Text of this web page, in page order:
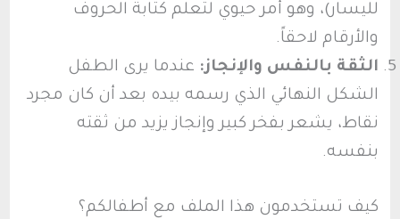
لليسار)، وهو أمر حيوي لتعلم كتابة الحروف
والأرقام لاحقاً.
الثقة بالنفس والإنجاز: عندما يرى الطفل
الشكل النهائي الذي رسمه بيده بعد أن كان مجرد
نقاط، يشعر بفخر كبير وإنجاز يزيد من ثقته
بنفسه.
كيف تستخدمون هذا الملف مع أطفالكم؟